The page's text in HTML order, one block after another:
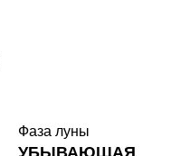
Фаза луны
УБЫВАЮЩАЯ